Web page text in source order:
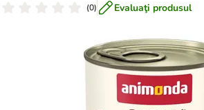
(0) Evaluaţi produsul